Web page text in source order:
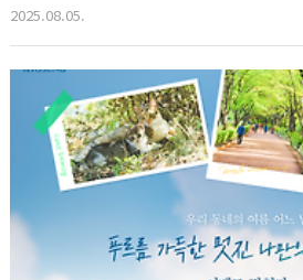
2025.08.05.